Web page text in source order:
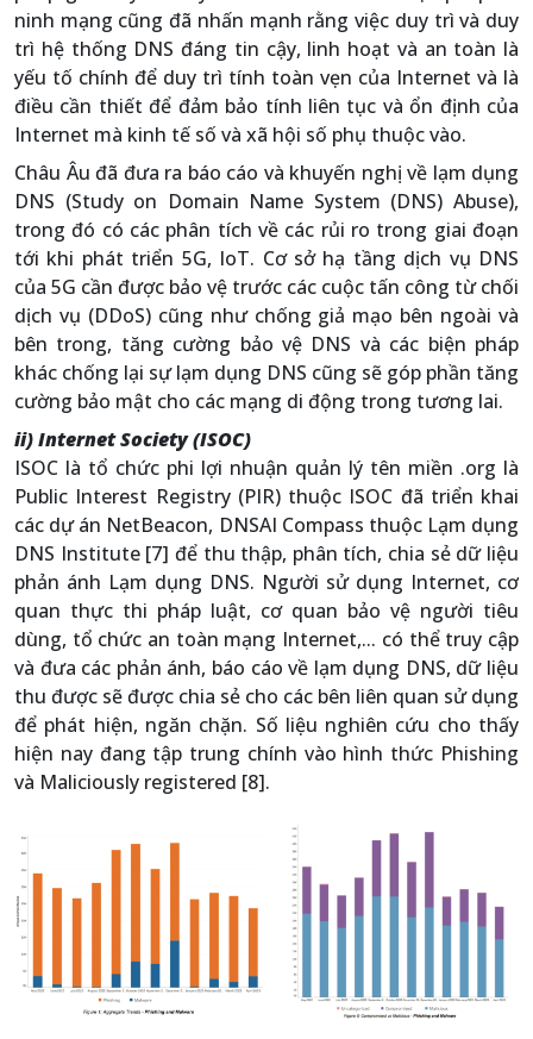
ninh mạng cũng đã nhấn mạnh rằng việc duy trì và duy
trì hệ thống DNS đáng tin cậy, linh hoạt và an toàn là
yếu tố chính để duy trì tính toàn vẹn của Internet và là
điều cần thiết để đảm bảo tính liên tục và ổn định của
Internet mà kinh tế số và xã hội số phụ thuộc vào.
Châu Âu đã đưa ra báo cáo và khuyến nghị về lạm dụng
DNS (Study on Domain Name System (DNS) Abuse),
trong đó có các phân tích về các rủi ro trong giai đoạn
tới khi phát triển 5G, IoT. Cơ sở hạ tầng dịch vụ DNS
của 5G cần được bảo vệ trước các cuộc tấn công từ chối
dịch vụ (DDoS) cũng như chống giả mạo bên ngoài và
bên trong, tăng cường bảo vệ DNS và các biện pháp
khác chống lại sự lạm dụng DNS cũng sẽ góp phần tăng
cường bảo mật cho các mạng di động trong tương lai.
ii) Internet Society (ISOC)
ISOC là tổ chức phi lợi nhuận quản lý tên miền .org là
Public Interest Registry (PIR) thuộc ISOC đã triển khai
các dự án NetBeacon, DNSAI Compass thuộc Lạm dụng
DNS Institute [7] để thu thập, phân tích, chia sẻ dữ liệu
phản ánh Lạm dụng DNS. Người sử dụng Internet, cơ
quan thực thi pháp luật, cơ quan bảo vệ người tiêu
dùng, tổ chức an toàn mạng Internet,... có thể truy cập
và đưa các phản ánh, báo cáo về lạm dụng DNS, dữ liệu
thu được sẽ được chia sẻ cho các bên liên quan sử dụng
để phát hiện, ngăn chặn. Số liệu nghiên cứu cho thấy
hiện nay đang tập trung chính vào hình thức Phishing
và Maliciously registered [8].